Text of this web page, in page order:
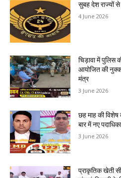
सुबह देश राज्यों
4 June 2026
चिड़ावा में पुलिस
आयोजित की
मंत्र
3 June 2026
छह माह की
बार में नए
3 June 2026
प्राकृतिक खेती